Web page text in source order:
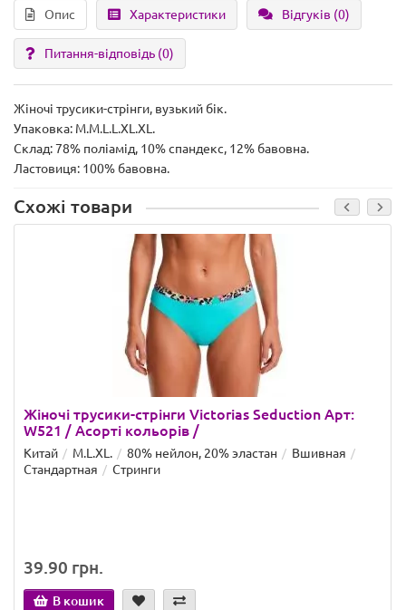
Опис Характеристики Відгуків (0)
Питання-відповідь (0)
Жіночі трусики-стрінги, вузький бік.
Упаковка: M.M.L.L.XL.XL.
Склад: 78% поліамід, 10% спандекс, 12% бавовна.
Ластовиця: 100% бавовна.
Схожі товари
Жіночі трусики-стрінги Victorias Seduction Арт:
W521 / Асорті кольорів /
Китай M.L.XL. 80% нейлон, 20% эластан
Вшивная
Стандартная
Стринги
39.90 грн.
В кошик